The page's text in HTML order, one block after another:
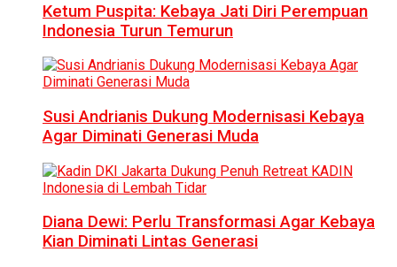
Ketum Puspita: Kebaya Jati Diri Perempuan
Indonesia Turun Temurun
Susi Andrianis Dukung Modernisasi Kebaya
Agar Diminati Generasi Muda
Diana Dewi: Perlu Transformasi Agar Kebaya
Kian Diminati Lintas Generasi